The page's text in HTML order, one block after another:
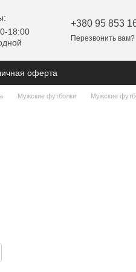
18:00
+380 95 853
Перезвонить вам?
оферта
Мужские футболки Мужские